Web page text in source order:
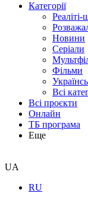
Категорії
Реаліті-
Новини
Серіали
Фільми
Всі
Всі проєкти
Онлайн
ТБ програма
Еще
UA
RU